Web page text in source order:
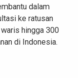
dalam
ke ratusan
hingga 300
di Indonesia.